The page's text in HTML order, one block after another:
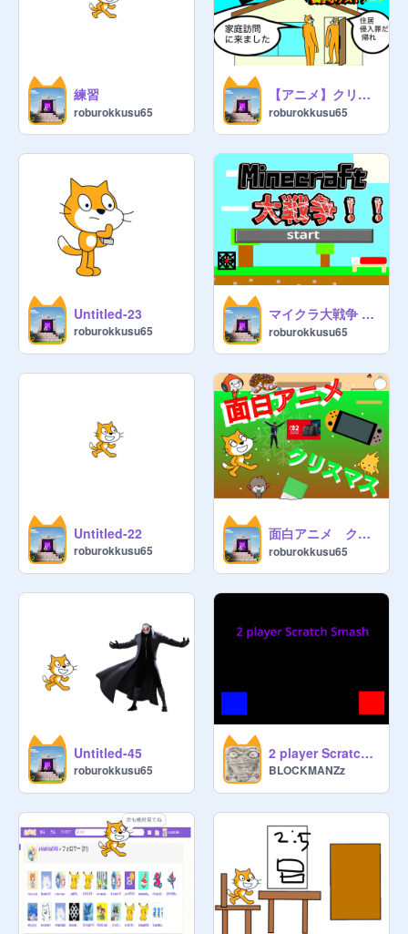
練習
roburokkusu65
【アニメ】クリスマスアニメ 漢字小テスト
roburokkusu65
Untitled-23
roburokkusu65
マイクラ大戦争 remix-2
roburokkusu65
Untitled-22
roburokkusu65
面白アニメ クリスマス remix
roburokkusu65
Untitled-45
roburokkusu65
2 player Scratch Smash v1.1
BLOCKMANZz